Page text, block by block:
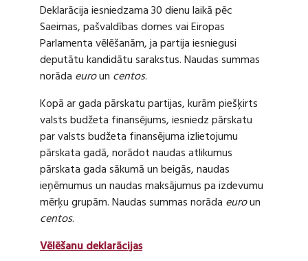
Deklarācija iesniedzama 30 dienu laikā pēc
Saeimas, pašvaldības domes vai Eiropas
Parlamenta vēlēšanām, ja partija iesniegusi
deputātu kandidātu sarakstus. Naudas summas
norāda euroun centos.
Kopā ar gada pārskatu partijas, kurām piešķirts
valsts budžeta finansējums, iesniedz pārskatu
par valsts budžeta finansējuma izlietojumu
pārskata gadā, norādot naudas atlikumus
pārskata gada sākumā un beigās, naudas
ieņēmumus un naudas maksājumus pa izdevumu
mērķu grupām. Naudas summas norāda euroun
centos.
Vēlēšanu deklarācijas